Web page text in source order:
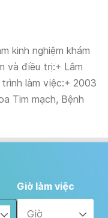
kinh nghiệm khám
và điều trị:+ Lâm
làm việc:+ 2003
Tim mạch, Bệnh
Giờ làm việc
Giờ